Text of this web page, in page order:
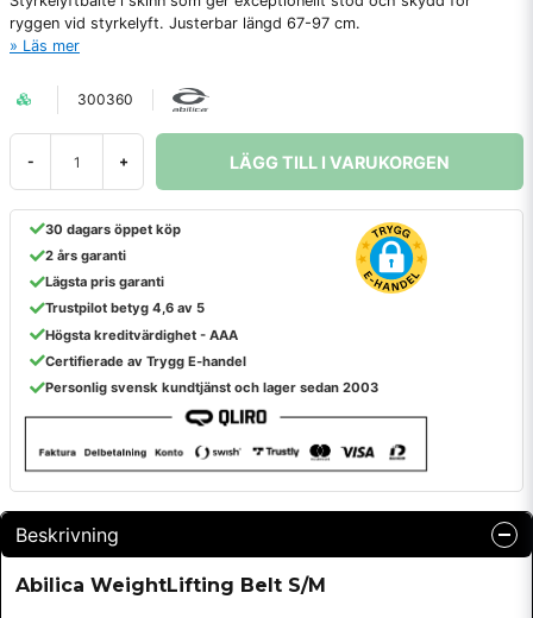
ryggen vid styrkelyft. Justerbar längd 67-97 cm.
Läs mer
300360
- + LÄGG TILL I VARUKORGEN
30 dagars öppet köp
2 års garanti
Lägsta pris garanti
Trustpilot betyg 4,6 av 5
Högsta kreditvärdighet - AAA
Certifierade av Trygg E-handel
Personlig svensk kundtjänst och lager sedan 2003
Beskrivning
Abilica WeightLifting Belt S/M